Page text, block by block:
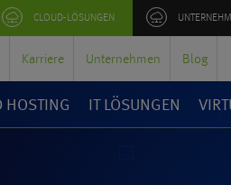
CLOUD-LÖSUNGEN
Karriere Unternehmen Blog
HOSTING IT LÖSUNGEN